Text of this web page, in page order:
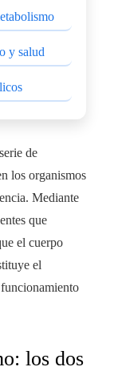
y salud
de
los organismos
Mediante
que
el cuerpo
el
los dos